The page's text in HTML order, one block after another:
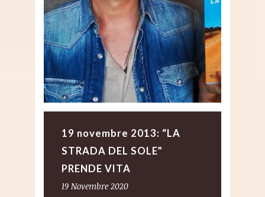
19 novembre 2013: “LA
STRADA DEL SOLE”
PRENDE VITA
19 Novembre 2020